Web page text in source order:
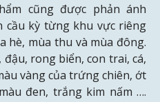
cũng được phản ánh
cầu kỳ từng khu vực riêng
hè, mùa thu và mùa đông.
rong biển, con trai, cá,
vàng của trứng chiên, ớt
đen, trắng kim nấm ….